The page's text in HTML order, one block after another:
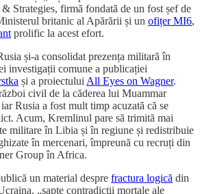
Strategies, firmă fondată de un fost șef de
britanic al Apărării și un ofițer MI6,
prolific la acest efort.
și-a consolidat prezența militară în
investigații comune a publicației
și a proiectului All Eyes on Wagner.
civil de la căderea lui Muammar
Rusia a fost mult timp acuzată că se
Acum, Kremlinul pare să trimită mai
militare în Libia și în regiune și redistribuie
în mercenari, împreună cu recruți din
Group în Africa.
un material despre fractura logică din
„șapte contradicții mortale ale